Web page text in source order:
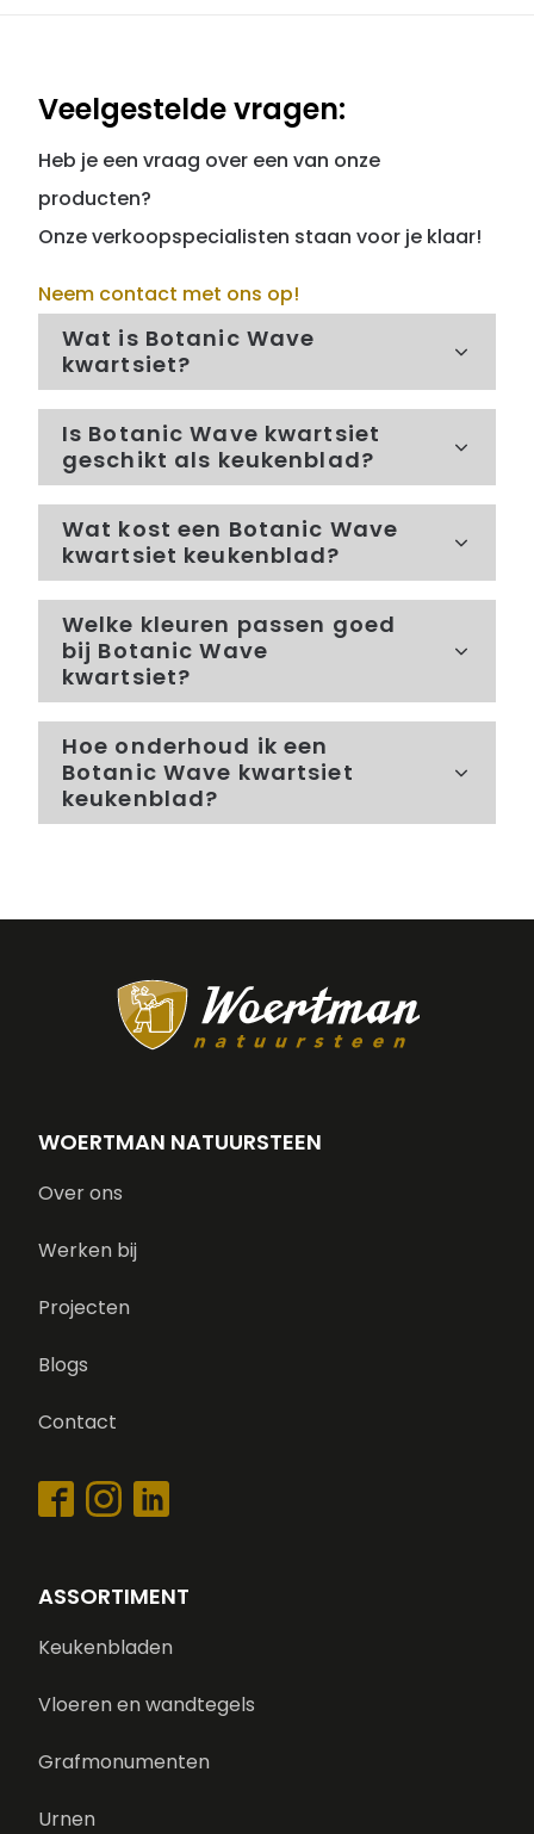
Veelgestelde vragen:
Heb je een vraag over een van onze
producten?
Onze verkoopspecialisten staan voor je klaar!
Neem contact met ons op!
Wat is Botanic Wave
kwartsiet?
Is Botanic Wave kwartsiet
geschikt als keukenblad?
Wat kost een Botanic Wave
kwartsiet keukenblad?
Welke kleuren passen goed
bij Botanic Wave
kwartsiet?
Hoe onderhoud ik een
Botanic Wave kwartsiet
keukenblad?
WOERTMAN NATUURSTEEN
Over ons
Werken bij
Projecten
Blogs
Contact
ASSORTIMENT
Keukenbladen
Vloeren en wandtegels
Grafmonumenten
Urnen